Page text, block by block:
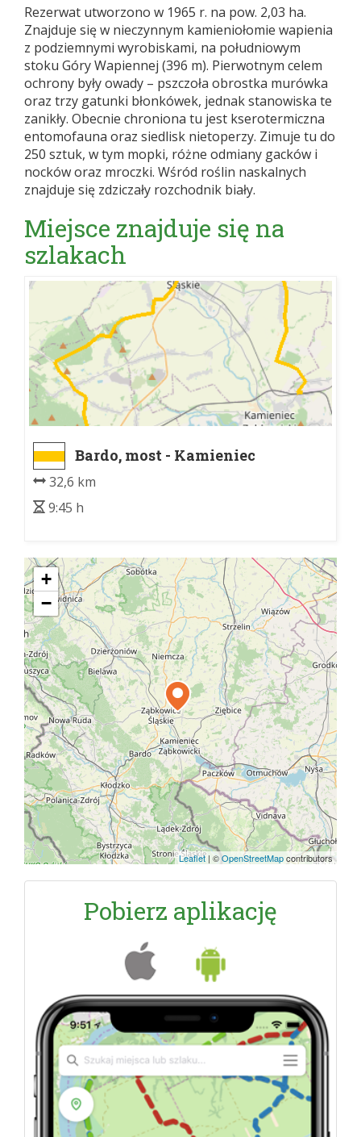
Rezerwat utworzono w 1965 r. na pow. 2,03 ha.
Znajduje się w nieczynnym kamieniołomie wapienia
z podziemnymi wyrobiskami, na południowym
stoku Góry Wapiennej (396 m). Pierwotnym celem
ochrony były owady – pszczoła obrostka murówka
oraz trzy gatunki błonkówek, jednak stanowiska te
zanikły. Obecnie chroniona tu jest kserotermiczna
entomofauna oraz siedlisk nietoperzy. Zimuje tu do
250 sztuk, w tym mopki, różne odmiany gacków i
nocków oraz mroczki. Wśród roślin naskalnych
znajduje się zdziczały rozchodnik biały.
Miejsce znajduje się na
szlakach
Bardo, most - Kamieniec
Ząbkowicki, dw. kol.
32,6 km
9:45 h
+
−
Leaflet | ©OpenStreetMapcontributors
Pobierz aplikację